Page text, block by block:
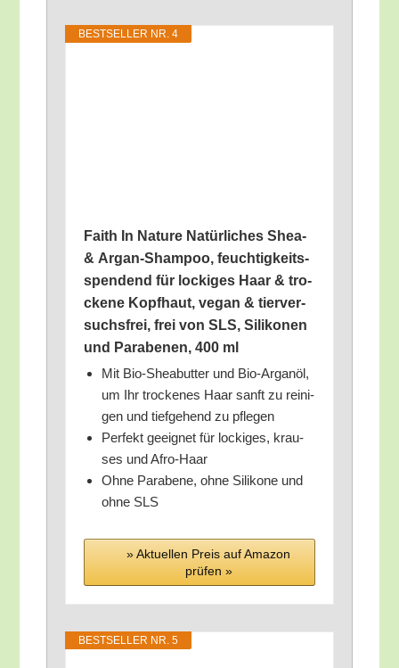
BEST­SEL­LER NR. 4
Faith In Natu­re Natür­li­ches Shea-
& Argan-Sham­poo, feuch­tig­keits­
spen­dend für locki­ges Haar & tro­
cke­ne Kopf­haut, vegan & tier­ver­
suchs­frei, frei von SLS, Sili­ko­nen
und Para­be­nen, 400 ml
Mit Bio-Shea­but­ter und Bio-Argan­öl,
um Ihr tro­cke­nes Haar sanft zu rei­ni­
gen und tief­ge­hend zu pflegen
Per­fekt geeig­net für locki­ges, krau­
ses und Afro-Haar
Ohne Para­be­ne, ohne Sili­ko­ne und
ohne SLS
» Aktu­el­len Preis auf Ama­zon
prü­fen »
BEST­SEL­LER NR. 5